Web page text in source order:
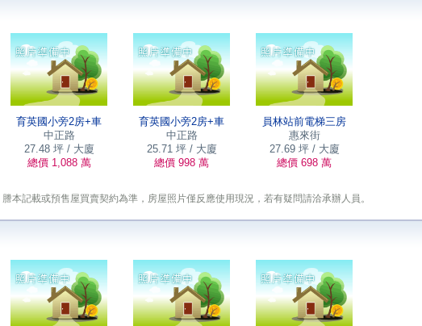
育英國小旁2房+車
中正路
27.48 坪 / 大廈
總價 1,088 萬
育英國小旁2房+車
中正路
25.71 坪 / 大廈
總價 998 萬
員林站前電梯三房
惠來街
27.69 坪 / 大廈
總價 698 萬
本記載或預售屋買賣契約為準，房屋照片僅反應使用現況，若有疑問請洽承辦人員。